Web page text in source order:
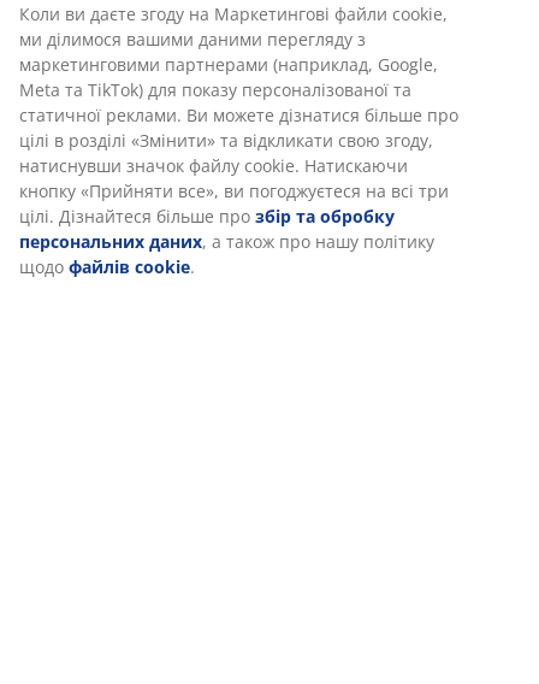
Коли ви даєте згоду на Маркетингові файли cookie,
ми ділимося вашими даними перегляду з
маркетинговими партнерами (наприклад, Google,
Meta та TikTok) для показу персоналізованої та
статичної реклами. Ви можете дізнатися більше про
цілі в розділі «Змінити» та відкликати свою згоду,
натиснувши значок файлу cookie. Натискаючи
кнопку «Прийняти все», ви погоджуєтеся на всі три
цілі. Дізнайтеся більше про збір та обробку
персональних даних, а також про нашу політику
щодо файлів cookie.